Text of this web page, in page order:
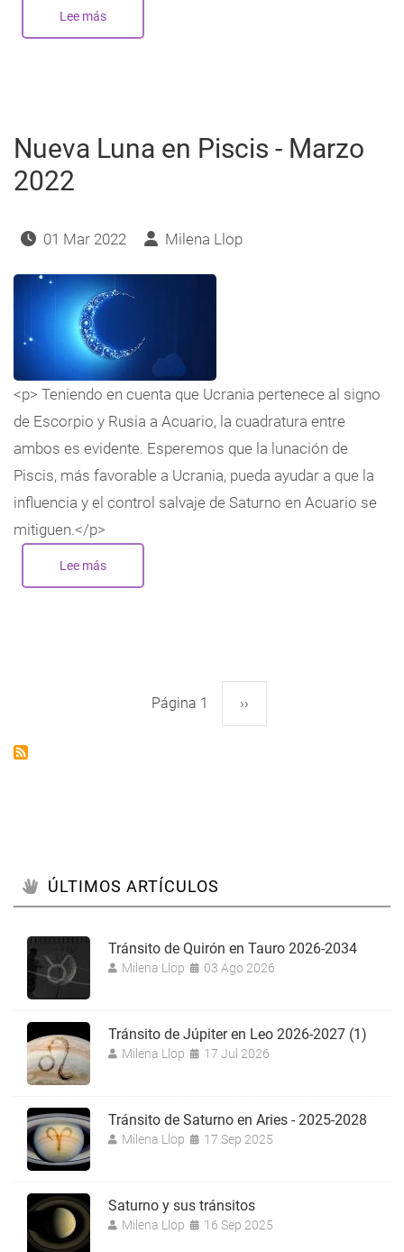
Lee mássobre
Júpiter-
Nueva Luna en Piscis - Marzo
2022
01 Mar 2022 Milena Llop
<p> Teniendo en cuenta que Ucrania pertenece al signo
de Escorpio y Rusia a Acuario, la cuadratura entre
ambos es evidente. Esperemos que la lunación de
Piscis, más favorable a Ucrania, pueda ayudar a que la
influencia y el control salvaje de Saturno en Acuario se
mitiguen.</p>
Lee mássobre
Luna
Página 1 Siguiente
››
ÚLTIMOS ARTÍCULOS
Tránsito de Quirón en Tauro 2026-2034
Milena Llop 03 Ago 2026
Tránsito de Júpiter en Leo 2026-2027 (1)
Milena Llop 17 Jul 2026
Tránsito de Saturno en Aries - 2025-2028
Milena Llop 17 Sep 2025
Saturno y sus tránsitos
Milena Llop 16 Sep 2025